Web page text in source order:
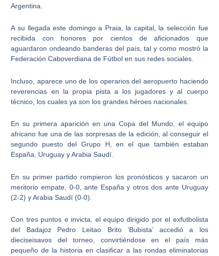
Argentina.
A su llegada este domingo a Praia, la capital, la selección fue
recibida con honores por cientos de aficionados que
aguardaron ondeando banderas del país, tal y como mostró la
Federación Caboverdiana de Fútbol en sus redes sociales.
Incluso, aparece uno de los operarios del aeropuerto haciendo
reverencias en la propia pista a los jugadores y al cuerpo
técnico, los cuales ya son los grandes héroes nacionales.
En su primera aparición en una Copa del Mundo, el equipo
africano fue una de las sorpresas de la edición, al conseguir el
segundo puesto del Grupo H, en el que también estaban
España, Uruguay y Arabia Saudí.
En su primer partido rompieron los pronósticos y sacaron un
meritorio empate, 0-0, ante España y otros dos ante Uruguay
(2-2) y Arabia Saudí (0-0).
Con tres puntos e invicta, el equipo dirigido por el exfutbolista
del Badajoz Pedro Leitao Brito ‘Bubista’ accedió a los
dieciseisavos del torneo, convirtiéndose en el país más
pequeño de la historia en clasificar a las rondas eliminatorias